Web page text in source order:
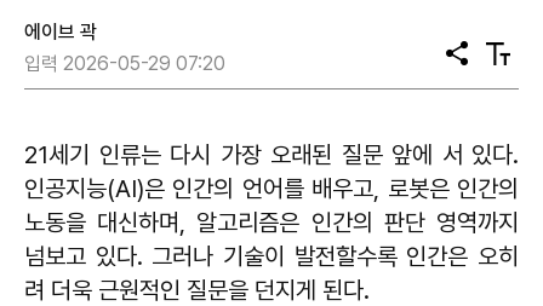
에이브 곽
입력 2026-05-29 07:20
공
유
텍
스
기
21세기 인류는 다시 가장 오래된 질문 앞에 서 있다.
인공지능(AI)은 인간의 언어를 배우고, 로봇은 인간의
노동을 대신하며, 알고리즘은 인간의 판단 영역까지
넘보고 있다. 그러나 기술이 발전할수록 인간은 오히
려 더욱 근원적인 질문을 던지게 된다.